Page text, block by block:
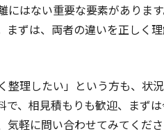
はない重要な要素がありま
ずは、両者の違いを正しく
整理したい」という方も、状
、相見積もりも歓迎、まず
軽に問い合わせてみてくださ